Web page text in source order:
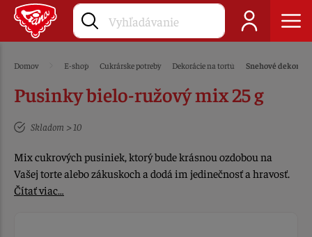
Domov E-shop Cukrárske potreby Dekorácie na tortu Snehové
Pusinky bielo-ružový mix 25 g
Skladom > 10
Mix cukrových pusiniek, ktorý bude krásnou ozdobou na
Vašej torte alebo zákuskoch a dodá im jedinečnosť a hravosť.
Čítať viac…